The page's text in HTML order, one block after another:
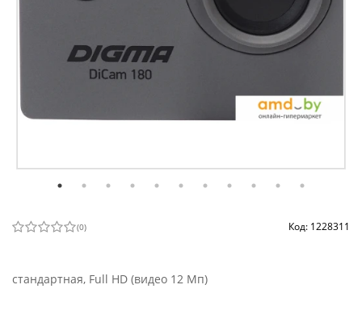
(0) Код: 1228311
стандартная, Full HD (видео 12 Мп)